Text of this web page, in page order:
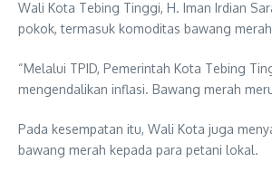
Wali Kota Tebing Tinggi, H. Iman Irdian
pokok, termasuk komoditas bawang
“Melalui TPID, Pemerintah Kota Tebing
mengendalikan inflasi. Bawang merah
Pada kesempatan itu, Wali Kota juga
bawang merah kepada para petani lokal.